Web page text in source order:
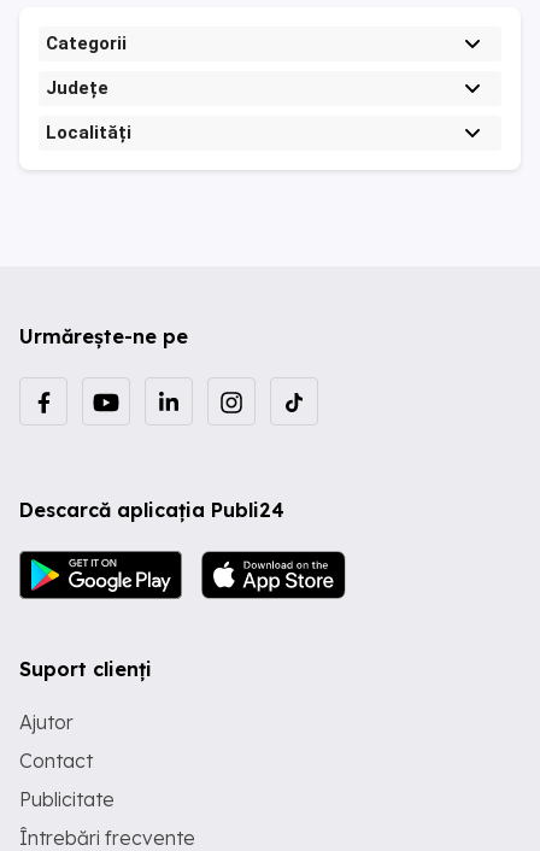
Categorii
Județe
Localități
Urmărește-ne pe
Descarcă aplicația Publi24
Suport clienți
Ajutor
Contact
Publicitate
Întrebări frecvente